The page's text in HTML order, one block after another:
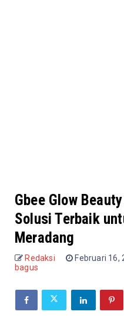
Gbee Glow
Solusi Terbaik
Meradang
Redaksi Februari 16,
bagus